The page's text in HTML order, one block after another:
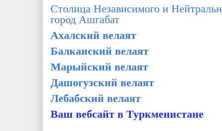
Столица Независимого и
город Ашгабат
Ахалский велаят
Балканский велаят
Марыйский велаят
Дашогузский велаят
Лебабский велаят
Ваш вебсайт в Туркменистане